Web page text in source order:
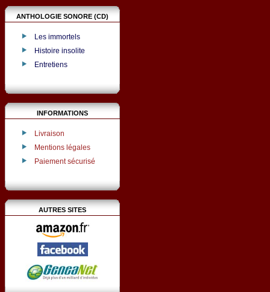
ANTHOLOGIE SONORE (CD)
Les immortels
Histoire insolite
Entretiens
INFORMATIONS
Livraison
Mentions légales
Paiement sécurisé
AUTRES SITES